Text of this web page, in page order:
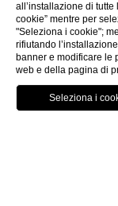
CONTATTI
COOKIE
all’installazione di tutte
cookie” mentre per
"Seleziona i cookie";
rifiutando
banner e modificare le
web e della pagina di